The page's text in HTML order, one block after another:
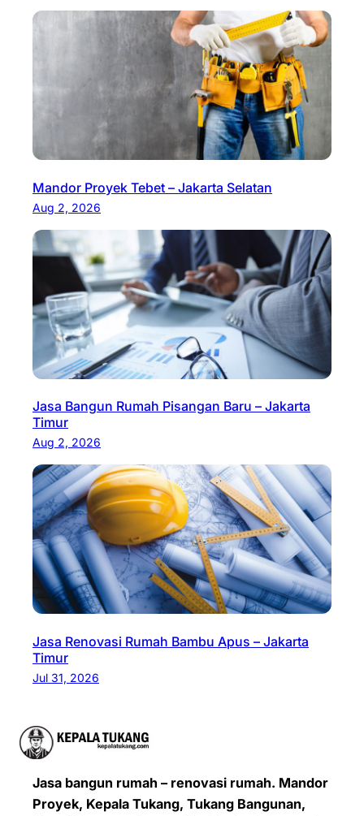
Mandor Proyek Tebet – Jakarta Selatan
Aug 2, 2026
Jasa Bangun Rumah Pisangan Baru – Jakarta
Timur
Aug 2, 2026
Jasa Renovasi Rumah Bambu Apus – Jakarta
Timur
Jul 31, 2026
Jasa bangun rumah – renovasi rumah. Mandor
Proyek, Kepala Tukang, Tukang Bangunan,